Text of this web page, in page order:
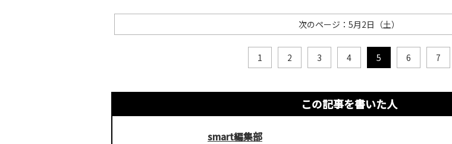
次のページ：5月2日（土）
1 2 3 4 5 6 7
この記事を書いた人
smart編集部